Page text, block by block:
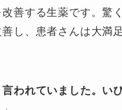
善する生薬です。驚
し、患者さんは大満
われていました。い